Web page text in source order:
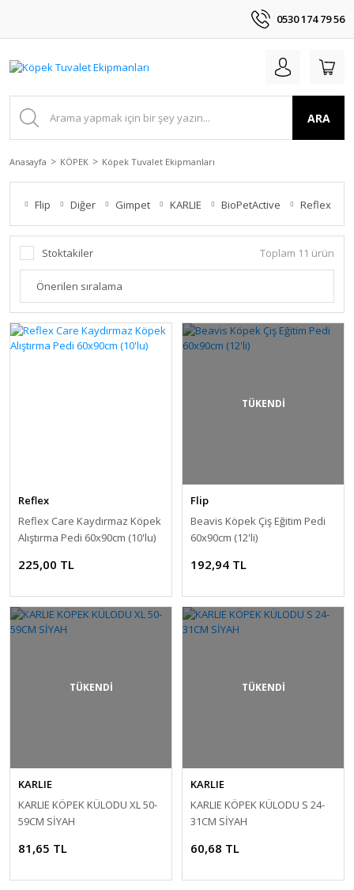
0530 174 79 56
ARA
Anasayfa KÖPEK Köpek Tuvalet Ekipmanları
Flip Diğer Gimpet KARLIE BioPetActive Reflex
Stoktakiler Toplam 11 ürün
Reflex
Reflex Care Kaydırmaz Köpek
Alıştırma Pedi 60x90cm (10'lu)
225,00 TL
TÜKENDİ
Flip
Beavis Köpek Çiş Eğitim Pedi
60x90cm (12'li)
192,94 TL
TÜKENDİ
KARLIE
KARLIE KÖPEK KÜLODU XL 50-
59CM SİYAH
81,65 TL
TÜKENDİ
KARLIE
KARLIE KÖPEK KÜLODU S 24-
31CM SİYAH
60,68 TL